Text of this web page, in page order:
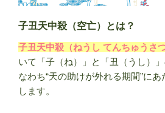
け
る
と
と
性
格/
子丑天中殺（空亡）とは？
子丑天中殺（ねうし てんちゅうさつ
いて「子（ね）」と「丑（うし）
なわち“天の助けが外れる期間”に
します。